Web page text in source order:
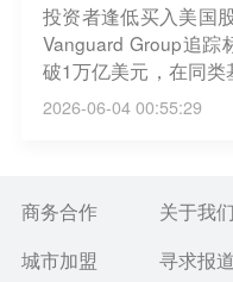
投资者逢低买入美国
Vanguard Group追
破1万亿美元，在同类
行业而言难以想象的
查的最近一个交易日
亿美元资金流入，
首只、也是唯一一只
经）
2026-06-04 00:55:29
商务合作 关于我们
城市加盟
寻求报道